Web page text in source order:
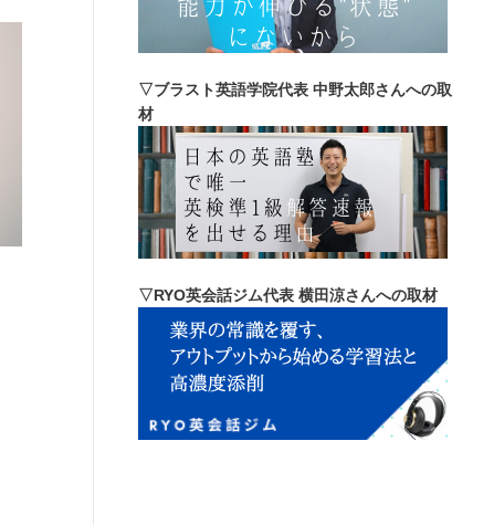
▽ブラスト英語学院代表 中野太郎さんへの取
材
▽RYO英会話ジム代表 横田涼さんへの取材